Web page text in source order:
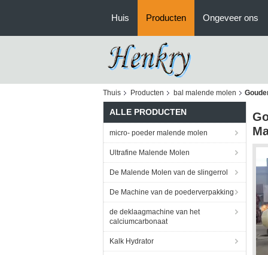
Huis Producten Ongeveer ons
Thuis Producten bal malende molen
ALLE PRODUCTEN
micro- poeder malende molen
Ultrafine Malende Molen
De Malende Molen van de slingerrol
De Machine van de poederverpakking
de deklaagmachine van het
calciumcarbonaat
Kalk Hydrator